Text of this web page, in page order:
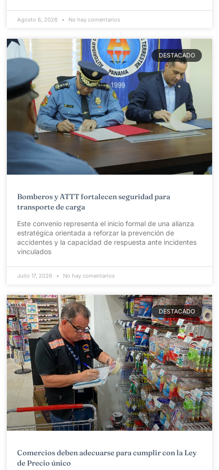
Agosto 6, 2026 No hay comentarios
DESTACADO
Bomberos y ATTT fortalecen seguridad para
transporte de carga
Este convenio representa el inicio formal de una alianza
estratégica orientada a reforzar la prevención de
accidentes y la capacidad de respuesta ante incidentes
vinculados
Julio 17, 2026 No hay comentarios
DESTACADO
Comercios deben adecuarse para cumplir con la Ley
de Precio único